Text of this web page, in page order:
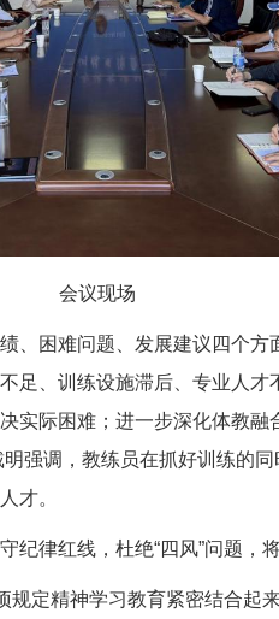
会议现场
、困难问题、发展建议四个
足、训练设施滞后、专业人
实际困难；进一步深化体教
强调，教练员在抓好训练的
才。
律红线，杜绝“四风”问题，
规定精神学习教育紧密结合